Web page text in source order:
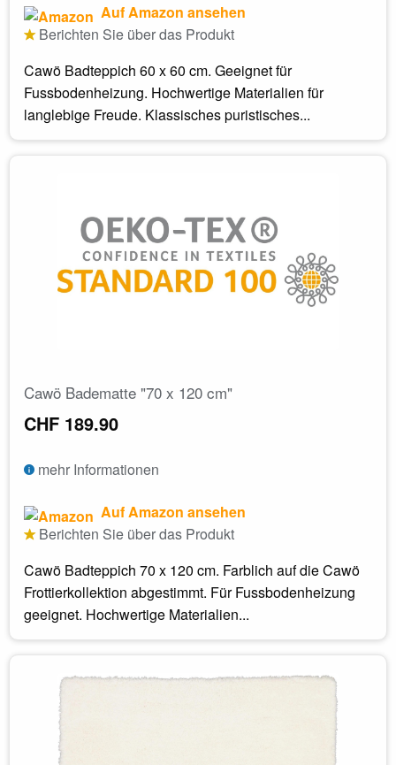
Auf Amazon ansehen
Berichten Sie über das Produkt
Cawö Badteppich 60 x 60 cm. Geeignet für
Fussbodenheizung. Hochwertige Materialien für
langlebige Freude. Klassisches puristisches...
Cawö Badematte "70 x 120 cm"
CHF 189.90
mehr Informationen
Auf Amazon ansehen
Berichten Sie über das Produkt
Cawö Badteppich 70 x 120 cm. Farblich auf die Cawö
Frottierkollektion abgestimmt. Für Fussbodenheizung
geeignet. Hochwertige Materialien...